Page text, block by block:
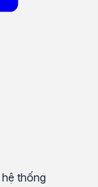
thống